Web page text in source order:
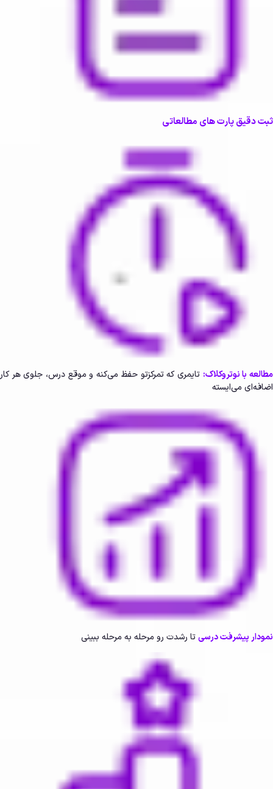
ثبت دقیق پارت های مطالعاتی
مطالعه با نوتروکلاک: تایمری که تمرکزتو حفظ می‌کنه و موقع درس، جلوی هر کار
اضافه‌ای می‌ایسته
نمودار پیشرفت درسیتا رشدت رو مرحله‌ به‌ مرحله ببینی